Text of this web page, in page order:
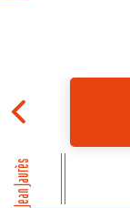
Jean Jaurès